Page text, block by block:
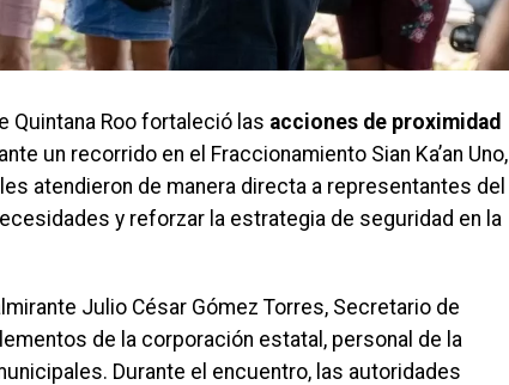
Quintana Roo fortaleció las acciones de proximidad
un recorrido en el Fraccionamiento Sian Ka’an Uno,
atendieron de manera directa a representantes del
y reforzar la estrategia de seguridad en la
Julio César Gómez Torres, Secretario de
de la corporación estatal, personal de la
Durante el encuentro, las autoridades